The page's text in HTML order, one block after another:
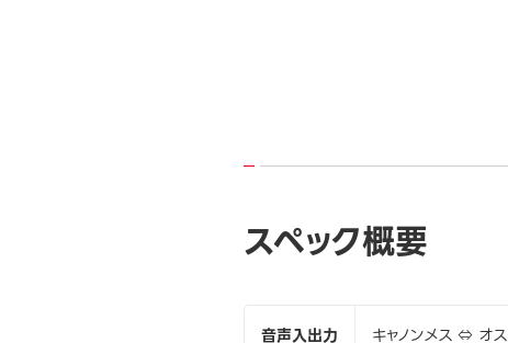
スペック概要
音声入出力
キャノンメス ⇔ オス